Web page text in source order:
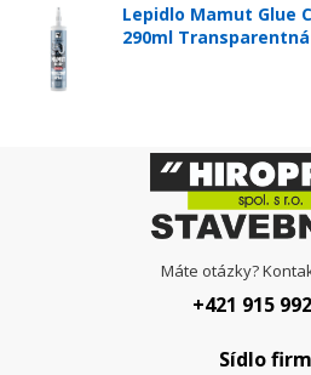
Lepidlo Mamut Glue
290ml Transparentná
Máte otázky?
+421 915
Sídlo